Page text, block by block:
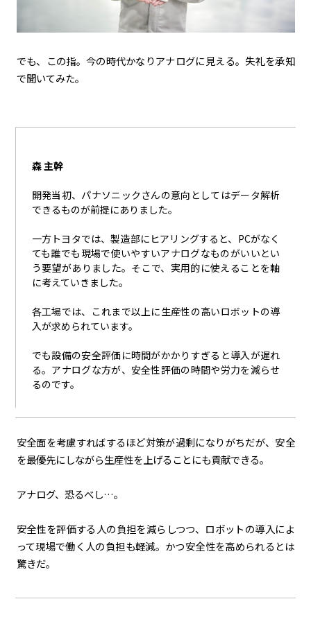
でも、この指。今の時代かなりアナログに見える。失礼を承知
で聞いてみた。
森 主幹
開発当初、パナソニックさんの意向としてはデータ解析
できるものが前提にありました。
一方トヨタでは、製造部にヒアリングすると、 PCがなく
ても誰でも現場で使いやすいアナログなものがいいとい
う要望がありました。そこで、実用的に使えることを軸
に考えていきました。
各工場では、これまで以上に生産性の高いロボットの導
入が求められています。
でも設備の安全評価に時間がかかりすぎると導入が遅れ
る。アナログな方が、安全性評価の時間や労力を減らせ
るのです。
安全面を考慮すればするほど対策が過剰になりがちだが、安全
を最優先にしながら生産性を上げることにも貢献できる。
アナログ、恐るべし…。
安全性を評価する人の負担を減らしつつ、ロボットの導入によ
って現場で働く人の負担も軽減。かつ安全性を高められるとは
驚きだ。